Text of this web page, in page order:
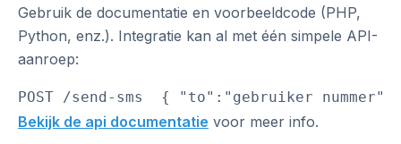
Gebruik de documentatie en voorbeeldcode (PHP,
Python, enz.). Integratie kan al met één simpele API-
aanroep:
POST /send-sms  { "to":"gebruiker
Bekijk de api documentatie voor meer info.